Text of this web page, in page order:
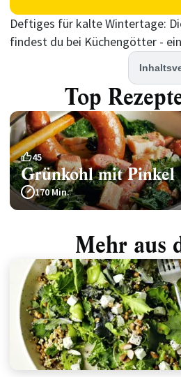
Deftiges für kalte Wintertage:
findest du bei Küchengötter -
Top
45
Grünkohl mit Pinkel
170 Min.
Mehr aus